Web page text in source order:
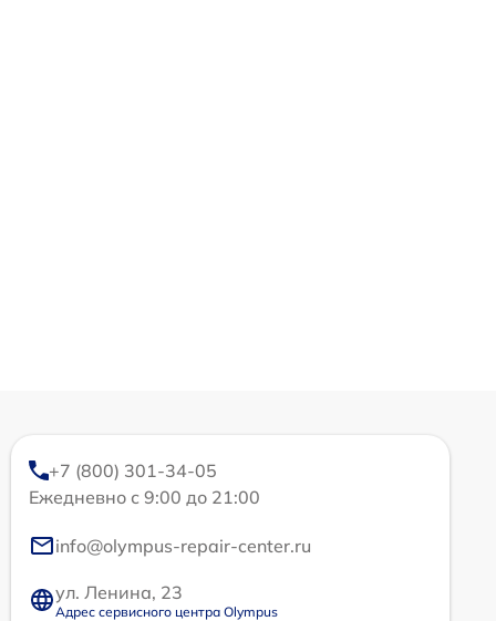
+7 (800) 301-34-05
Ежедневно с 9:00 до 21:00
info@olympus-repair-center.ru
ул. Ленина, 23
Адрес сервисного центра Olympus